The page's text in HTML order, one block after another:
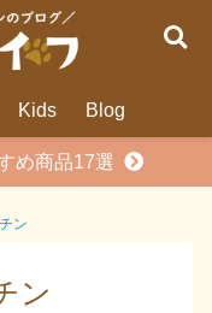
Kids Blog
め商品17選
ン
ン